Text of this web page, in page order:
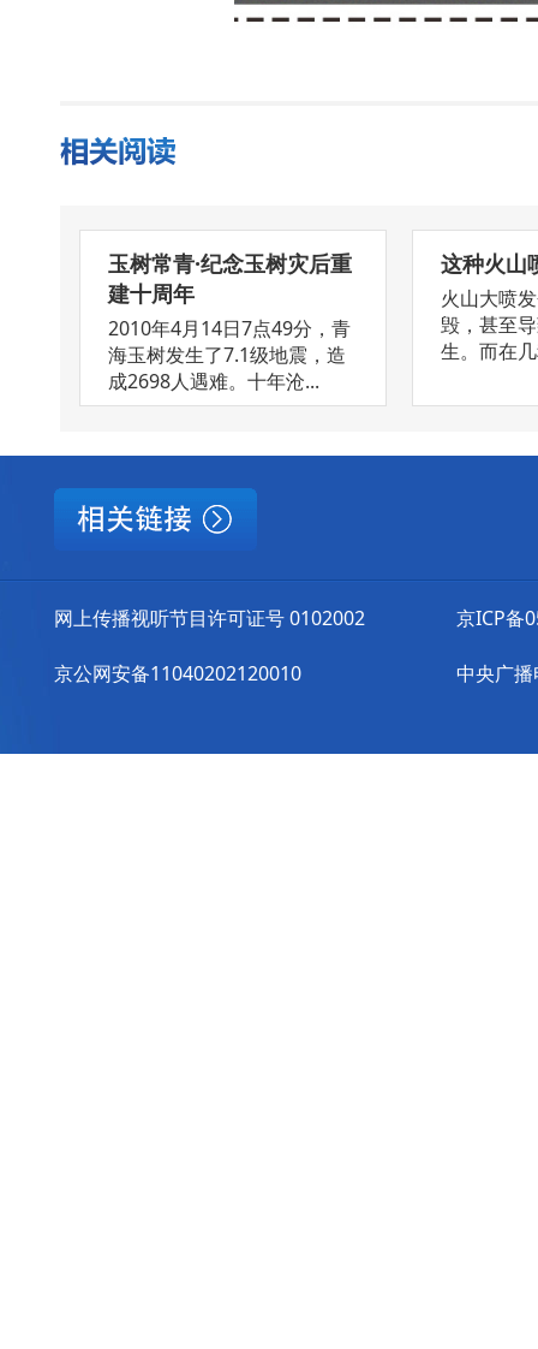
玉树常青·纪念玉树灾后重
建十周年
2010年4月14日7点49分，青
海玉树发生了7.1级地震，造
成2698人遇难。十年沧...
这种火山
火山大喷
毁，甚至
生。而在
网上传播视听节目许可证号 0102002
京公网安备11040202120010
京ICP备
中央广